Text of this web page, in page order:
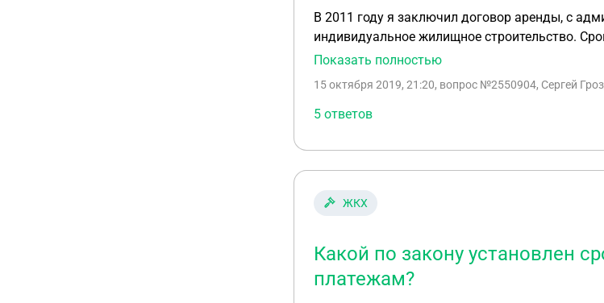
В 2011 году я заключил договор аренды, с администрацией города , на земельный участок 10 соток под
индивидуальное жилищное строительство.
связи с расширением охранной зоны
Администрация города договор аренды не
все эти годы. Вопрос: существует ли какой то
Показать полностью
15 октября 2019, 21:20, вопрос №2550904, Сергей
5 ответов
ЖКХ
Какой по закону установлен
платежам?